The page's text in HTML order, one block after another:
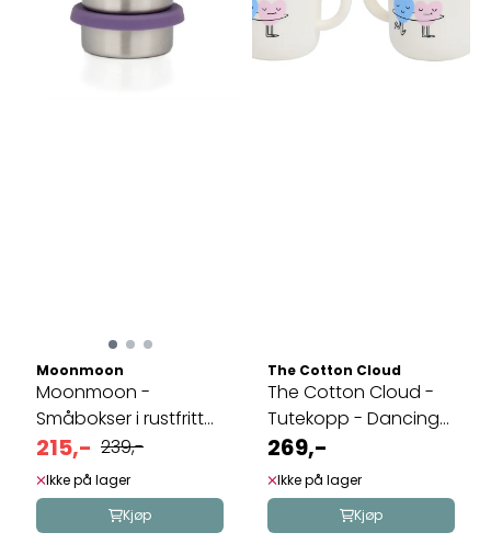
Moonmoon
Moonmoon -
Småbokser i rustfritt
stål - 3pk
215,- 239,-
Ikke på lager
Kjøp
The Cotton Cloud
The Cotton Cloud -
Tutekopp - Dancing
Hearts
269,-
Ikke på lager
Kjøp